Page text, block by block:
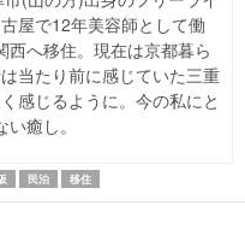
屋で12年美容師として働
西へ移住。現在は京都暮ら
当たり前に感じていた三重
感じるように。今の私にと
癒し。
民泊 移住